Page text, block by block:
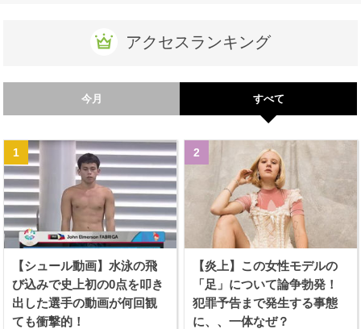
アクセスランキング
今月 すべて
【シュール動画】水泳の飛
び込みで史上初の0点を叩き
出した選手の動画が何回観
ても衝撃的！
【炎上】この女性モデルの
「足」について論争勃発！
犯罪予告まで発生する事態
に、、一体なぜ？